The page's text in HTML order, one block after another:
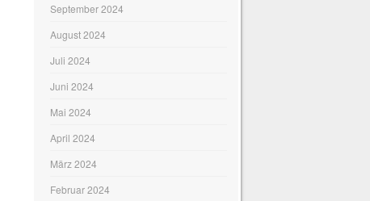
September 2024
August 2024
Juli 2024
Juni 2024
Mai 2024
April 2024
März 2024
Februar 2024